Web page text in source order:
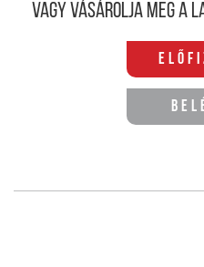
Vagy vásárolja meg a